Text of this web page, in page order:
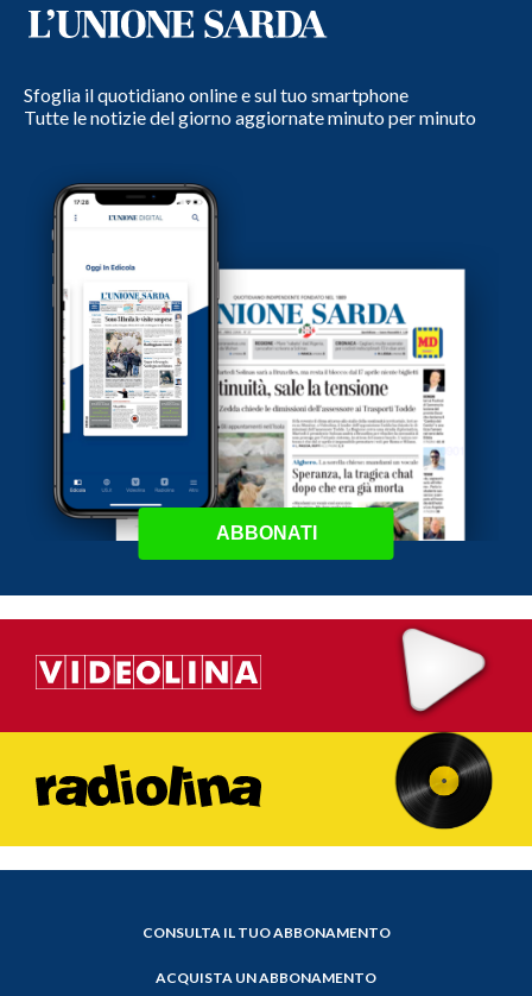
Sfoglia il quotidiano online e sul tuo smartphone
Tutte le notizie del giorno aggiornate minuto per minuto
ABBONATI
CONSULTA IL TUO ABBONAMENTO
ACQUISTA UN ABBONAMENTO